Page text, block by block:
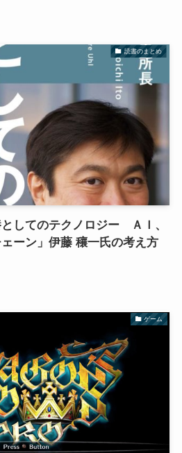
読書のまとめ
としてのテクノロジー ＡＩ、
ーン」伊藤 穰一氏の考え方
ゲーム